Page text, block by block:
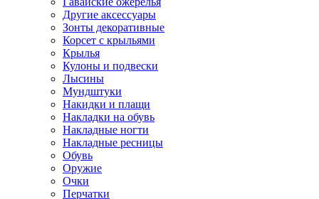
Другие аксессуары
Зонты декоративные
Корсет с крыльями
Крылья
Кулоны и подвески
Лысины
Мундштуки
Накидки и плащи
Накладки на обувь
Накладные ногти
Накладные ресницы
Обувь
Оружие
Очки
Перчатки